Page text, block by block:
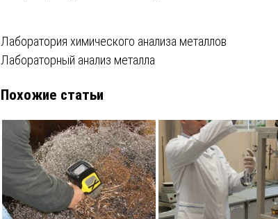
Навигация
записям
Лаборатория химического анализа металлов
Лабораторный анализ металла
Похожие статьи